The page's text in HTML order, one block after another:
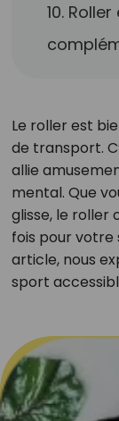
10.
Le roller est
de transport.
allie
mental. Que
glisse, le roller
fois pour
article, nous
sport